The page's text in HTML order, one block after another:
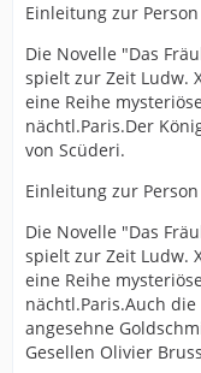
Einleitung zur
Die Novelle "Das
spielt zur Zeit Ludw.
eine Reihe
nächtl.Paris.Der
von Scüderi.
Einleitung zur
Die Novelle "Das
spielt zur Zeit Ludw.
eine Reihe
nächtl.Paris.Auch
angesehne
Gesellen Olivier